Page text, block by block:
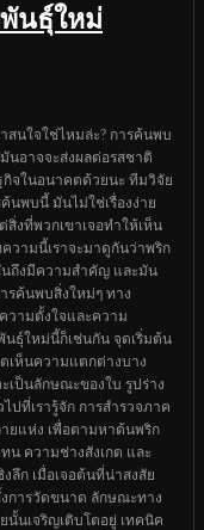
นธุ์ใหม่
นใจใช่ไหมล่ะ? การค้นพบ
นอาจจะส่งผลต่อรสชาติ
กิจในอนาคตด้วยนะ ทีมวิจัย
นพบนี้ มันไม่ใช่เรื่องง่าย
งที่พวกเขาเจอทำให้เห็น
ความนี้เราจะมาดูกันว่าพริก
ถึงมีความสำคัญ และมัน
รค้นพบสิ่งใหม่ๆ ทาง
วามตั้งใจและความ
นธุ์ใหม่นี้ก็เช่นกัน จุดเริ่มต้น
ตเห็นความแตกต่างบาง
เป็นลักษณะของใบ รูปร่าง
ที่เรารู้จัก การสำรวจภาค
ยแห่ง เพื่อตามหาต้นพริก
ความช่างสังเกต และ
ลึก เมื่อเจอต้นที่น่าสงสัย
การวัดขนาด ลักษณะทาง
นเจริญเติบโตอยู่ เทคนิค